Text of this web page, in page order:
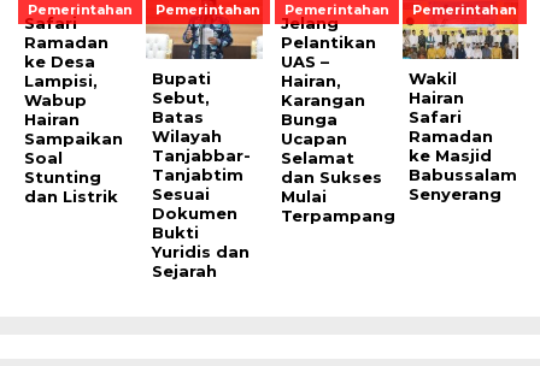
Pemerintahan
Safari
Ramadan
ke Desa
Lampisi,
Wabup
Hairan
Sampaikan
Soal
Stunting
dan Listrik
Pemerintahan
Bupati
Sebut,
Batas
Wilayah
Tanjabbar-
Tanjabtim
Sesuai
Dokumen
Bukti
Yuridis dan
Sejarah
Pemerintahan
Jelang
Pelantikan
UAS –
Hairan,
Karangan
Bunga
Ucapan
Selamat
dan Sukses
Mulai
Terpampang
Pemerintahan
Wakil
Hairan
Safari
Ramadan
ke Masjid
Babussalam
Senyerang